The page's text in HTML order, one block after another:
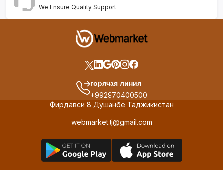
We Ensure Quality Support
горячая линия
+992970400500
Фирдавси 8 Душанбе Таджикистан
webmarket.tj@gmail.com